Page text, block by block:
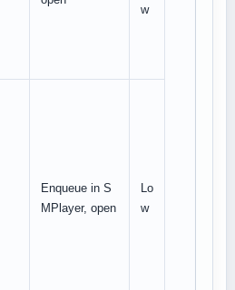
w
Enqueue in S
MPlayer, open
Lo
w